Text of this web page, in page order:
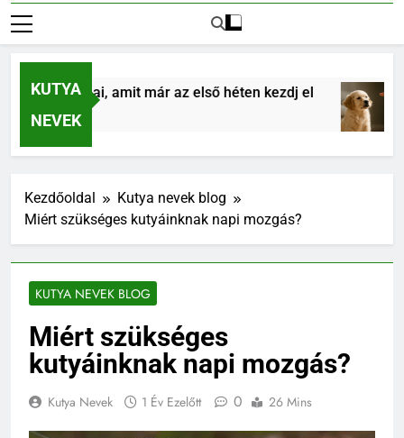
KUTYA
NEVEK
alapjai, amit már az első héten kezdj el
Kezdőoldal
Kutya nevek blog
Miért szükséges kutyáinknak napi mozgás?
KUTYA NEVEK BLOG
Miért szükséges
kutyáinknak napi mozgás?
Kutya Nevek 1 Év Ezelőtt 0 26 Mins